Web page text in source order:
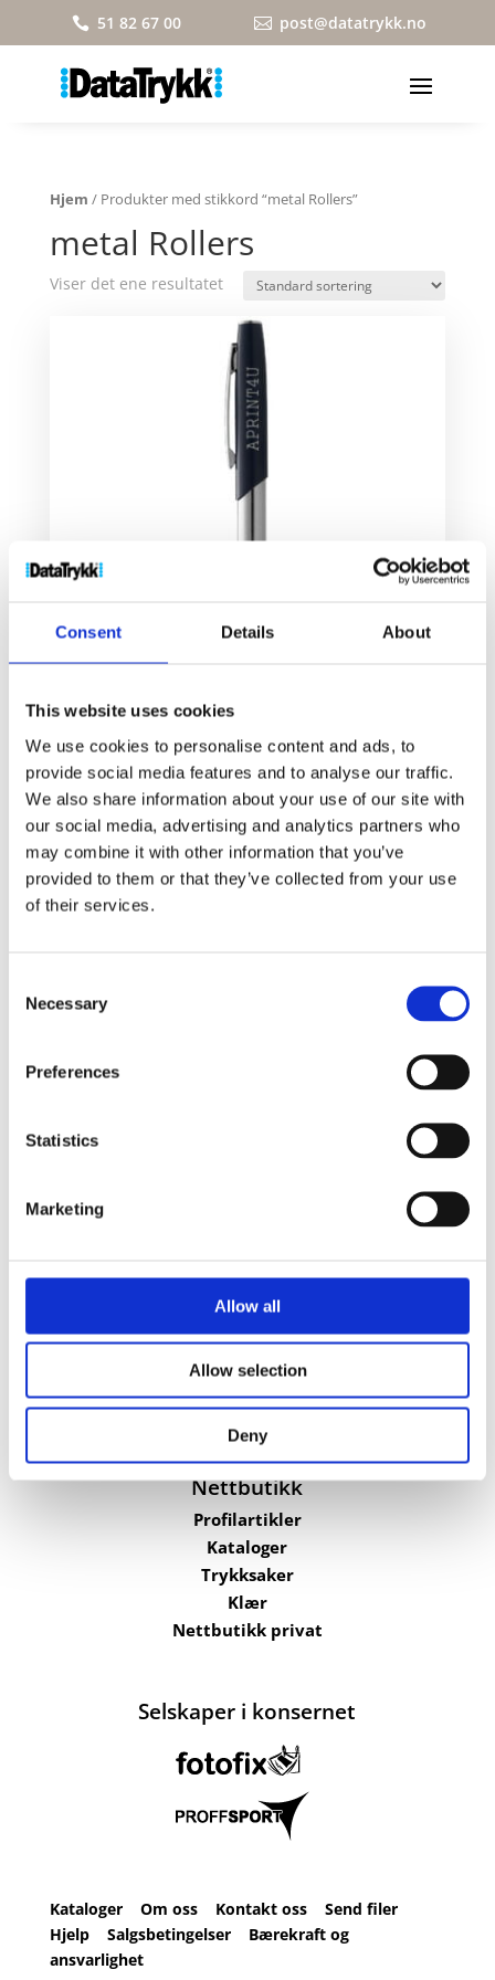
Consent Details About
This website uses cookies
We use cookies to personalise content and ads, to
provide social media features and to analyse our traffic.
We also share information about your use of our site with
our social media, advertising and analytics partners who
may combine it with other information that you’ve
provided to them or that they’ve collected from your use
of their services.
Selection
Necessary
Preferences
Statistics
Marketing
Allow all
Allow selection
Deny
 51 82 67 00  post@datatrykk.no
Hjem / Produkter med stikkord “metal Rollers”
metal Rollers
Viser det ene resultatet
Geneva rollerpenn
48 kr
Velg alternativ
Vi utvikler produkter og konsepter i alle kanaler – Alt
fra enkle produkter til sammensatte kampanjer
Kontakt
51 82 67 00
Kvalebergveien 21, 4016 Stavanger
Man – fre 08:00 – 16:00
Nettbutikk
Profilartikler
Kataloger
Trykksaker
Klær
Nettbutikk privat
Selskaper i konsernet
Kataloger Om oss Kontakt oss
Send filer
Hjelp Salgsbetingelser
Bærekraft og
ansvarlighet